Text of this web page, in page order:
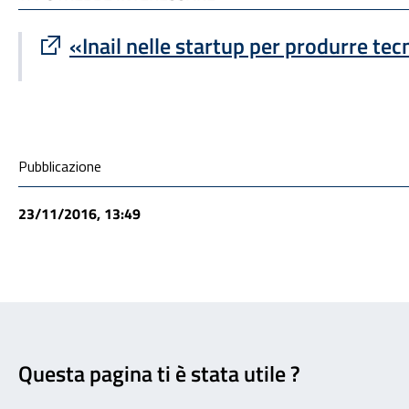
«Inail nelle startup per produrre
Sito esterno : apre una nuova finestra
Condivisione social
Pubblicazione
23/11/2016, 13:49
Questa pagina ti è stata utile ?